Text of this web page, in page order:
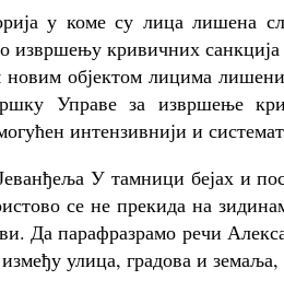
у коме су лица лишена
извршењу кривичних
објектом лицима
Управе за извршење
интензивнији и
У тамници бејах и
се не прекида на
Да парафразрамо речи
улица, градова и